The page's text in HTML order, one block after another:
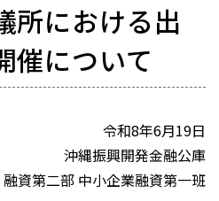
所における出
催について
令和8年6月19日
沖縄振興開発金融公庫
融資第二部 中小企業融資第一班